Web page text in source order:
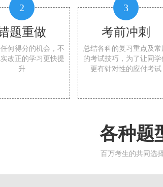
2
题重做
何得分的机会，不
改正的学习更快提
升
3
考前冲刺
总结各科的复习重点及常
的考试技巧，为了让同学
更有针对性的应付考试
各种题
百万考生的共同选